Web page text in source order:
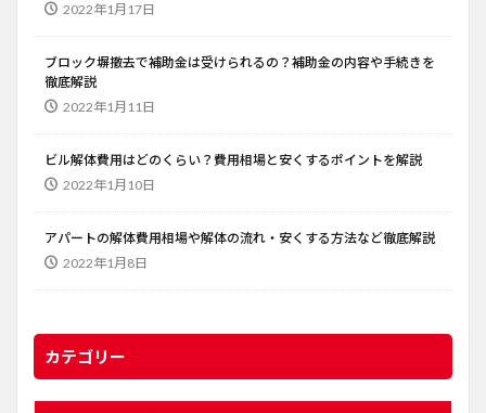
2022年1月17日
ブロック塀撤去で補助金は受けられるの？補助金の内容や手続きを
徹底解説
2022年1月11日
ビル解体費用はどのくらい？費用相場と安くするポイントを解説
2022年1月10日
アパートの解体費用相場や解体の流れ・安くする方法など徹底解説
2022年1月8日
カテゴリー